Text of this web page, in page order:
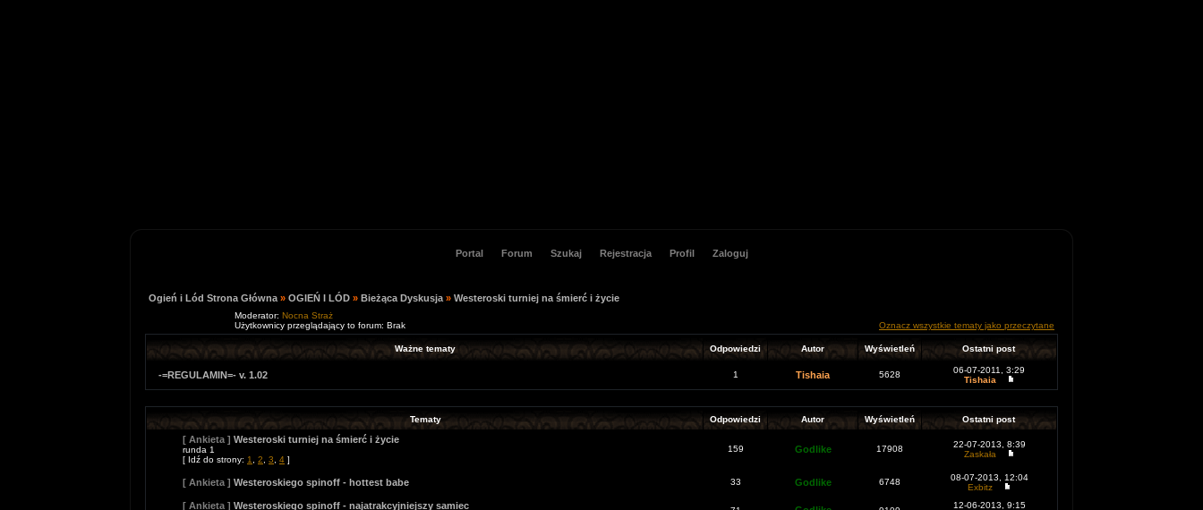
Portal Forum Szukaj Rejestracja Profil Zaloguj
Ogień i Lód Strona Główna » OGIEŃ I LÓD » Bieżąca Dyskusja » Westeroski turniej na śmierć i życie
Moderator: Nocna Straż
Użytkownicy przeglądający to forum: Brak
Oznacz wszystkie tematy jako przeczytane
Ważne tematy Odpowiedzi Autor Wyświetleń Ostatni post
-=REGULAMIN=- v. 1.02 1 Tishaia 5628
06-07-2011, 3:29
Tishaia
Tematy Odpowiedzi Autor Wyświetleń Ostatni post
[ Ankieta ] Westeroski turniej na śmierć i życie
runda 1
[ Idź do strony: 1 2 3 4 ]
159 Godlike 17908
22-07-2013, 8:39
Zaskała
[ Ankieta ] Westeroskiego spinoff - hottest babe 33 Godlike 6748
08-07-2013, 12:04
Exbitz
[ Ankieta ] Westeroskiego spinoff - najatrakcyjniejszy samiec
12-06-2013, 9:15